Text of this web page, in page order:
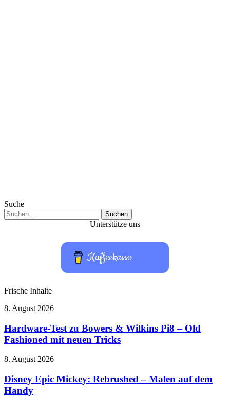
Suche
Suchen
nach:
Unterstütze uns
Kaffeekasse
Frische Inhalte
Hardware-
zu
Bowers
&
Pi8
Old
Fashioned
8. August 2026
Hardware-Test zu Bowers & Wilkins Pi8 – Old
Fashioned mit neuen Tricks
Disney
Mickey:
Rebrushed
–
8. August 2026
Disney Epic Mickey: Rebrushed – Malen auf dem
Handy